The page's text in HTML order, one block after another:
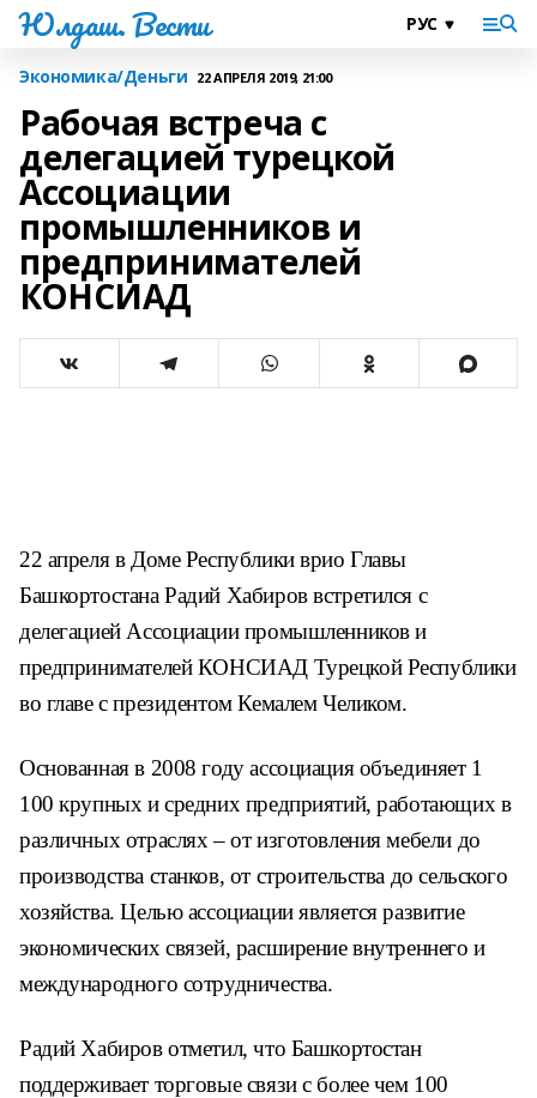
Юлдаш. Вести
Экономика/Деньги 22 АПРЕЛЯ 2019, 21:00
Рабочая встреча с
делегацией турецкой
Ассоциации
промышленников и
предпринимателей
КОНСИАД
22 апреля в Доме Республики врио Главы
Башкортостана Радий Хабиров встретился с
делегацией Ассоциации промышленников и
предпринимателей КОНСИАД Турецкой Республики
во главе с президентом Кемалем Челиком.
Основанная в 2008 году ассоциация объединяет 1
100 крупных и средних предприятий, работающих в
различных отраслях – от изготовления мебели до
производства станков, от строительства до сельского
хозяйства. Целью ассоциации является развитие
экономических связей, расширение внутреннего и
международного сотрудничества.
Радий Хабиров отметил, что Башкортостан
поддерживает торговые связи с более чем 100